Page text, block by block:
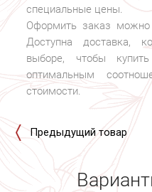
специальные цены.
Оформить заказ
Доступна доставка,
выборе, чтобы
оптимальным
стоимости.
Предыдущий товар